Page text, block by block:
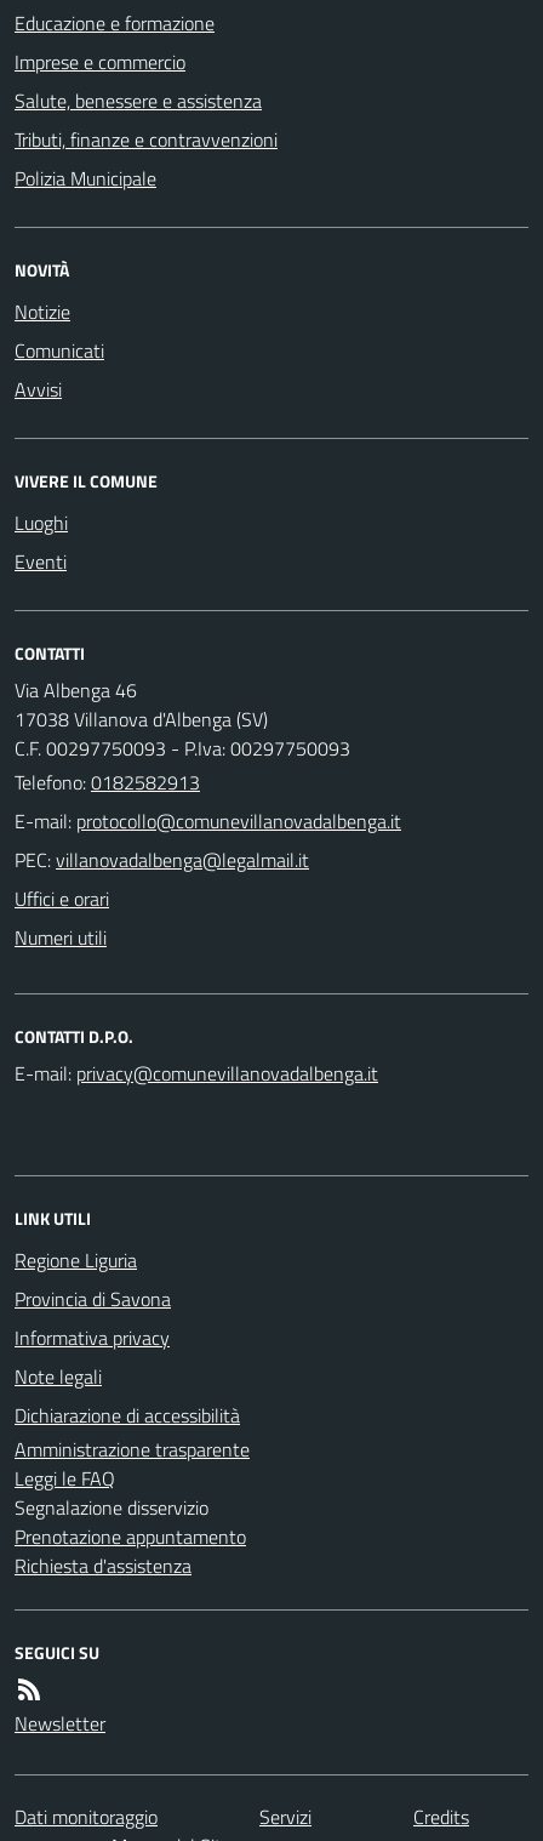
Educazione e formazione
Imprese e commercio
Salute, benessere e assistenza
Tributi, finanze e contravvenzioni
Polizia Municipale
NOVITÀ
Notizie
Comunicati
Avvisi
VIVERE IL COMUNE
Luoghi
Eventi
CONTATTI
Via Albenga 46
17038 Villanova d'Albenga (SV)
C.F. 00297750093 - P.Iva: 00297750093
Telefono:0182582913
E-mail:
PEC:
Uffici e orari
Numeri utili
CONTATTI D.P.O.
E-mail:
LINK UTILI
Regione Liguria
Provincia di Savona
Informativa privacy
Note legali
Dichiarazione di accessibilità
Amministrazione trasparente
Leggi le FAQ
Segnalazione disservizio
Prenotazione appuntamento
Richiesta d'assistenza
SEGUICI SU
Newsletter
Dati monitoraggio Servizi
Credits